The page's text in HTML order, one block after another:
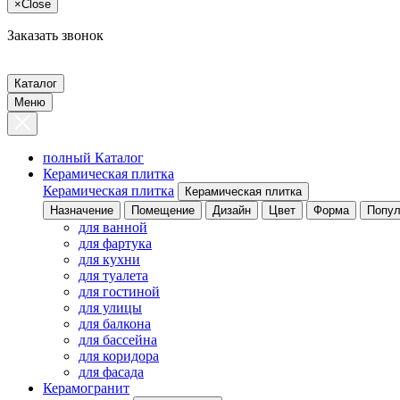
×Close
Заказать звонок
Каталог
Меню
полный Каталог
Керамическая плитка
Керамическая плитка
Керамическая плитка
Назначение
Помещение Дизайн Цвет Форма
для ванной
для фартука
для кухни
для туалета
для гостиной
для улицы
для балкона
для бассейна
для коридора
для фасада
Керамогранит